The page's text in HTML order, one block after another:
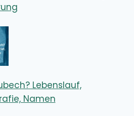
Lebenslauf,
Namen